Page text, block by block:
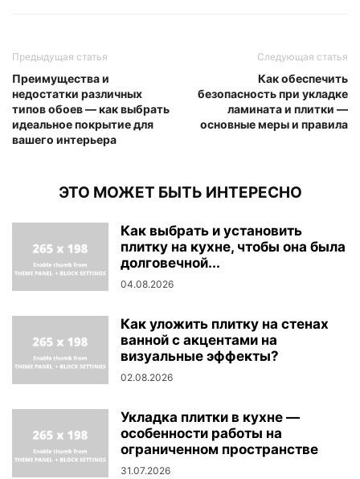
Предыдущая статья
Преимущества и
недостатки различных
типов обоев — как выбрать
идеальное покрытие для
вашего интерьера
Следующая статья
Как обеспечить
безопасность при укладке
ламината и плитки —
основные меры и правила
ЭТО МОЖЕТ БЫТЬ ИНТЕРЕСНО
Как выбрать и установить
плитку на кухне, чтобы она была
долговечной...
04.08.2026
Как уложить плитку на стенах
ванной с акцентами на
визуальные эффекты?
02.08.2026
Укладка плитки в кухне —
особенности работы на
ограниченном пространстве
31.07.2026